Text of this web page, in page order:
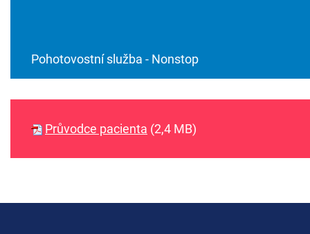
Pohotovostní služba - Nonstop
Průvodce pacienta (2,4 MB)